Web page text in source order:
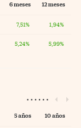
6 meses 12 meses
7,51% 1,94%
5,24% 5,99%
5 años 10 años